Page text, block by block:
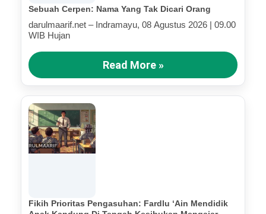
Sebuah Cerpen: Nama Yang Tak Dicari Orang
darulmaarif.net – Indramayu, 08 Agustus 2026 | 09.00
WIB Hujan
Read More »
Fikih Prioritas Pengasuhan: Fardlu ‘Ain Mendidik